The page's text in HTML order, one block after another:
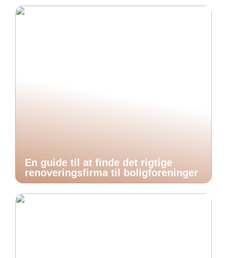
En guide til at finde det rigtige
renoveringsfirma til boligforeninger